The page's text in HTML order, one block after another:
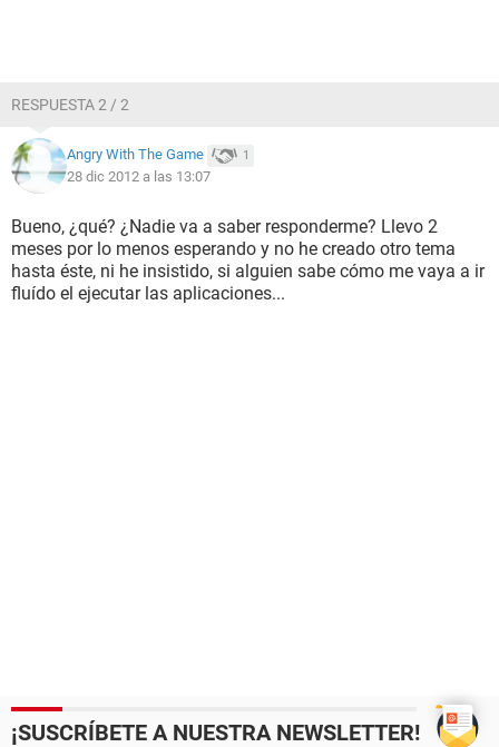
RESPUESTA 2 / 2
Angry With The Game 1
28 dic 2012 a las 13:07
Bueno, ¿qué? ¿Nadie va a saber responderme? Llevo 2
meses por lo menos esperando y no he creado otro tema
hasta éste, ni he insistido, si alguien sabe cómo me vaya a ir
fluído el ejecutar las aplicaciones...
¡SUSCRÍBETE A NUESTRA NEWSLETTER!